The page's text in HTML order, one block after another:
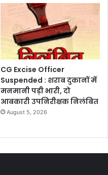
CG Excise Officer
Suspended : शराब दुकानों में
मनमानी पड़ी भारी, दो
आबकारी उपनिरीक्षक निलंबित
August 5, 2026